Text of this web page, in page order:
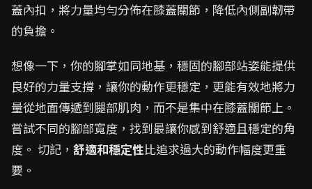
蓋內扣，將力量均勻分佈在膝蓋關節，降低內側副韌帶
的負擔。
想像一下，你的腳掌如同地基，穩固的腳部站姿能提供
良好的力量支撐，讓你的動作更穩定，更能有效地將力
量從地面傳遞到腿部肌肉，而不是集中在膝蓋關節上。
嘗試不同的腳部寬度，找到最讓你感到舒適且穩定的角
度。 切記， 舒適和穩定性比追求過大的動作幅度更重
要。